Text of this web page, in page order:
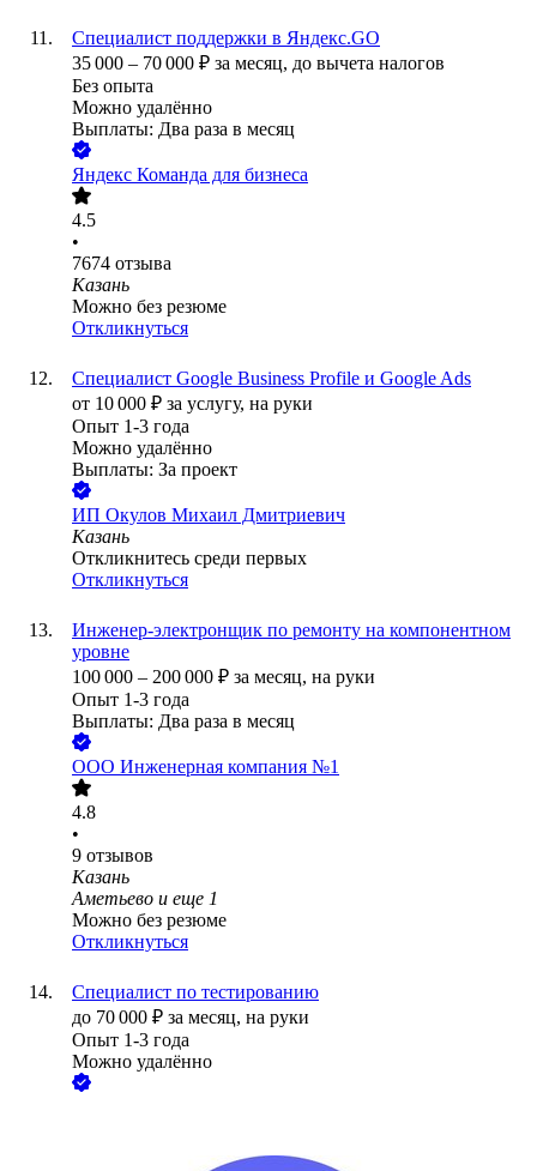
Специалист поддержки в Яндекс.GO
35 000 – 70 000 ₽ за месяц, до вычета налогов
Без опыта
Можно удалённо
Выплаты: Два раза в месяц
Яндекс Команда для бизнеса
4.5
•
7674 отзыва
Казань
Можно без резюме
Откликнуться
Специалист Google Business Profile и Google Ads
от 10 000 ₽ за услугу, на руки
Опыт 1-3 года
Можно удалённо
Выплаты: За проект
ИП Окулов Михаил Дмитриевич
Казань
Откликнитесь среди первых
Откликнуться
Инженер-электронщик по ремонту на компонентном
уровне
100 000 – 200 000 ₽ за месяц, на руки
Опыт 1-3 года
Выплаты: Два раза в месяц
ООО Инженерная компания №1
4.8
•
9 отзывов
Казань
Аметьево и еще 1
Можно без резюме
Откликнуться
Специалист по тестированию
до 70 000 ₽ за месяц, на руки
Опыт 1-3 года
Можно удалённо